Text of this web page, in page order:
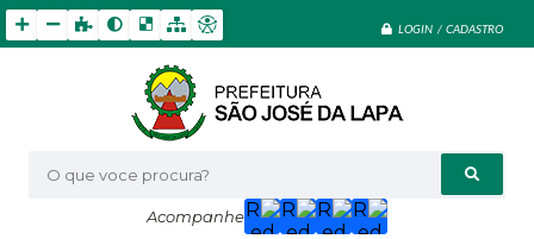
LOGIN / CADASTRO
O que voce procura?
Acompanhe